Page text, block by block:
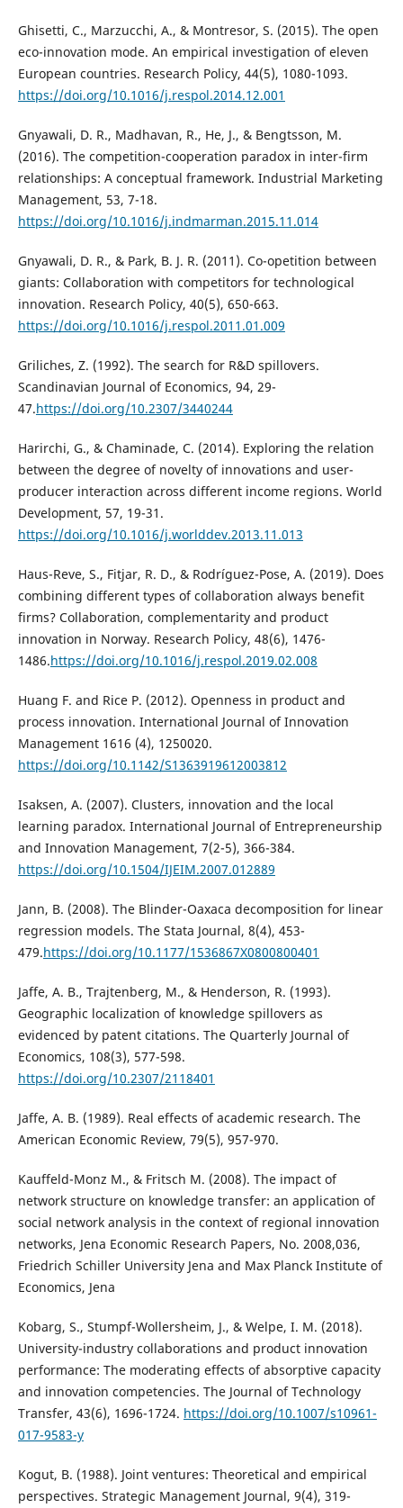
Ghisetti, C., Marzucchi, A., & Montresor, S. (2015). The open
eco-innovation mode. An empirical investigation of eleven
European countries. Research Policy, 44(5), 1080-1093.
https://doi.org/10.1016/j.respol.2014.12.001
Gnyawali, D. R., Madhavan, R., He, J., & Bengtsson, M.
(2016). The competition-cooperation paradox in inter-firm
relationships: A conceptual framework. Industrial Marketing
Management, 53, 7-18.
https://doi.org/10.1016/j.indmarman.2015.11.014
Gnyawali, D. R., & Park, B. J. R. (2011). Co-opetition between
giants: Collaboration with competitors for technological
innovation. Research Policy, 40(5), 650-663.
https://doi.org/10.1016/j.respol.2011.01.009
Griliches, Z. (1992). The search for R&D spillovers.
Scandinavian Journal of Economics, 94, 29-
47.https://doi.org/10.2307/3440244
Harirchi, G., & Chaminade, C. (2014). Exploring the relation
between the degree of novelty of innovations and user-
producer interaction across different income regions. World
Development, 57, 19-31.
https://doi.org/10.1016/j.worlddev.2013.11.013
Haus-Reve, S., Fitjar, R. D., & Rodríguez-Pose, A. (2019). Does
combining different types of collaboration always benefit
firms? Collaboration, complementarity and product
innovation in Norway. Research Policy, 48(6), 1476-
1486.https://doi.org/10.1016/j.respol.2019.02.008
Huang F. and Rice P. (2012). Openness in product and
process innovation. International Journal of Innovation
Management 1616 (4), 1250020.
https://doi.org/10.1142/S1363919612003812
Isaksen, A. (2007). Clusters, innovation and the local
learning paradox. International Journal of Entrepreneurship
and Innovation Management, 7(2-5), 366-384.
https://doi.org/10.1504/IJEIM.2007.012889
Jann, B. (2008). The Blinder-Oaxaca decomposition for linear
regression models. The Stata Journal, 8(4), 453-
479.https://doi.org/10.1177/1536867X0800800401
Jaffe, A. B., Trajtenberg, M., & Henderson, R. (1993).
Geographic localization of knowledge spillovers as
evidenced by patent citations. The Quarterly Journal of
Economics, 108(3), 577-598.
https://doi.org/10.2307/2118401
Jaffe, A. B. (1989). Real effects of academic research. The
American Economic Review, 79(5), 957-970.
Kauffeld-Monz M., & Fritsch M. (2008). The impact of
network structure on knowledge transfer: an application of
social network analysis in the context of regional innovation
networks, Jena Economic Research Papers, No. 2008,036,
Friedrich Schiller University Jena and Max Planck Institute of
Economics, Jena
Kobarg, S., Stumpf-Wollersheim, J., & Welpe, I. M. (2018).
University-industry collaborations and product innovation
performance: The moderating effects of absorptive capacity
and innovation competencies. The Journal of Technology
Transfer, 43(6), 1696-1724. https://doi.org/10.1007/s10961-
017-9583-y
Kogut, B. (1988). Joint ventures: Theoretical and empirical
perspectives. Strategic Management Journal, 9(4), 319-